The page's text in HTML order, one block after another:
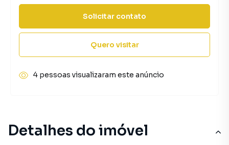
Detalhes do imóvel
Solicitar contato
Quero visitar
4 pessoas visualizaram este anúncio